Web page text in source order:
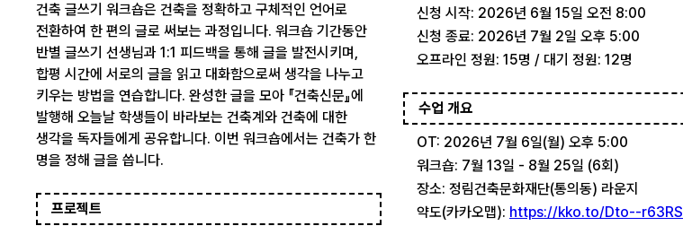
건축 글쓰기 워크숍은 건축을 정확하고 구체적인 언어로
전환하여 한 편의 글로 써보는 과정입니다. 워크숍 기간동안
반별 글쓰기 선생님과 1:1 피드백을 통해 글을 발전시키며,
합평 시간에 서로의 글을 읽고 대화함으로써 생각을 나누고
키우는 방법을 연습합니다. 완성한 글을 모아 『건축신문』에
발행해 오늘날 학생들이 바라보는 건축계와 건축에 대한
생각을 독자들에게 공유합니다. 이번 워크숍에서는 건축가 한
명을 정해 글을 씁니다.
프로젝트
신청 시작: 2026년 6월 15일 오전 8:00
신청 종료: 2026년 7월 2일 오후 5:00
오프라인 정원: 15명 / 대기 정원: 12명
수업 개요
OT: 2026년 7월 6일(월) 오후 5:00
워크숍: 7월 13일 - 8월 25일 (6회)
장소: 정림건축문화재단(통의동) 라운지
약도(카카오맵): https://kko.to/Dto--r63RS